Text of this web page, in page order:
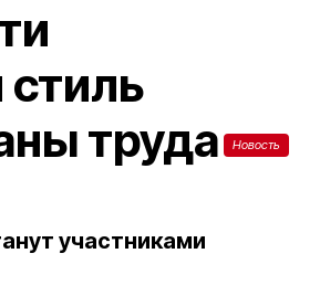
труда
Новость
участниками